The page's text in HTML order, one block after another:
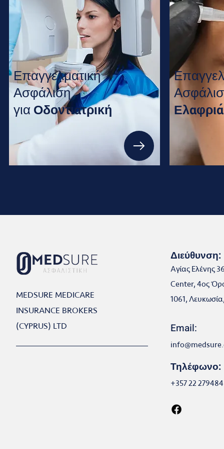
Επαγγελματική
Ασφάλιση
για Οδοντιατρική
MEDSURE MEDICARE
INSURANCE BROKERS
(CYPRUS) LTD
Διεύθυνση:
Αγίας Ελένης
Center, 4ος
1061,
Email:
info@medsu
Τηλέφωνο:
+357 22 279484